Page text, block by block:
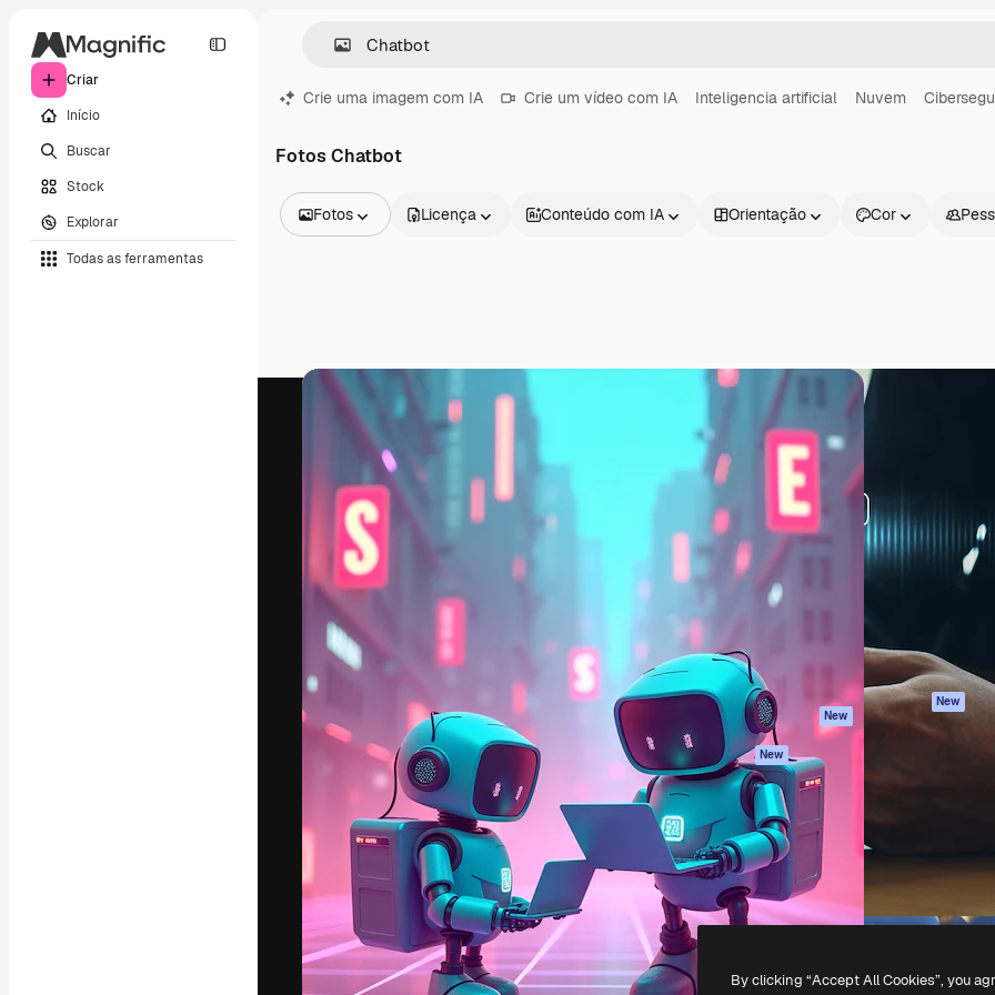
Criar
Início
Buscar
Stock
Explorar
Todas as ferramentas
Crie uma imagem com IA Crie um vídeo com IA Inteligencia artificial Nuvem
Fotos Chatbot
Fotos
Vídeos
Clipes de vídeo
Animações
Modelos de vídeos
Modelos 3D
Licença Conteúdo com IA Orientação Cor
A plataforma criativa para você direcionar
seu melhor trabalho. Mais de 1 milhão de
assinantes entre criativos, empresas,
agências e estúdios.
Produtos
Spaces
Assistente de IA
Gerador de
Gerador de vídeos
Texto para voz
Conteúdo de stock
MCP para
Claude/ChatGPT
New
Agentes New
API
App móvel
Todas as
ferramentas
Academy
Documentação
Atendimento
Política de
privacidade
Originais New
Política de cookies
Copyright © 2010-2026Freepik Company S.L.U.Todos os direitos reservados.
By clicking “Accept All Cookies”, you